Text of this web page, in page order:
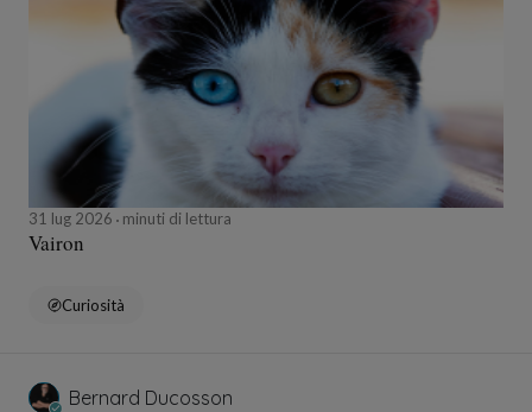
31 lug 2026 minuti di lettura
Vairon
Curiosità
Bernard Ducosson